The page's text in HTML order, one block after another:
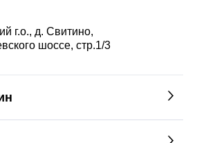
г.о., д. Свитино,
шоссе, стр.1/3